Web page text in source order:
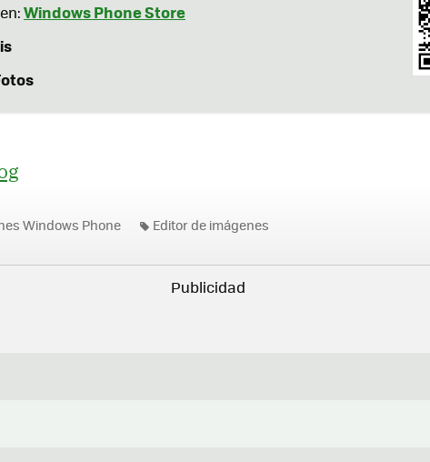
Windows Phone Store
Windows Phone Editor de imágenes